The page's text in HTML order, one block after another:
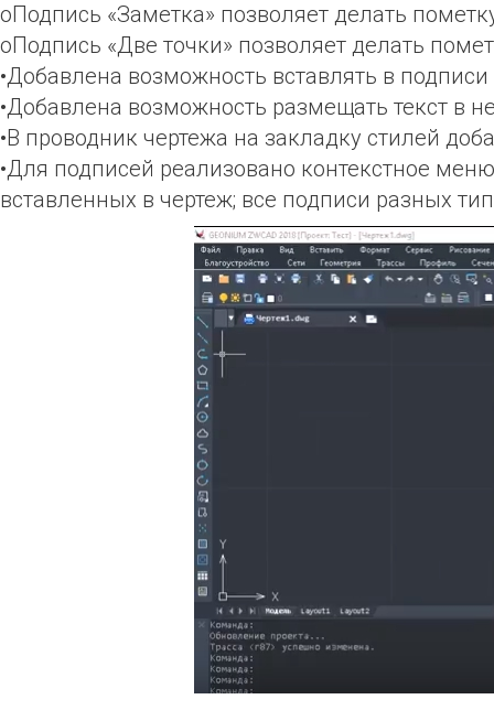
oПодпись «Заметка» позволяет делать
oПодпись «Две точки» позволяет делать
•Добавлена возможность вставлять в
•Добавлена возможность размещать текст в
•В проводник чертежа на закладку стилей
•Для подписей реализовано контекстное
вставленных в чертеж; все подписи разных